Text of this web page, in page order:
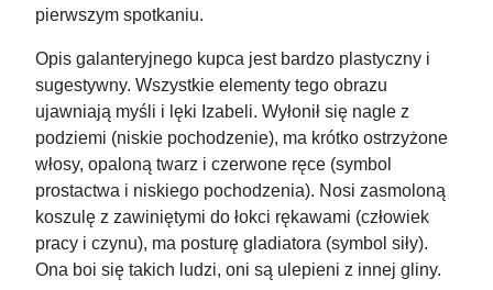
pierwszym spotkaniu.
Opis galanteryjnego kupca jest bardzo plastyczny i
sugestywny. Wszystkie elementy tego obrazu
ujawniają myśli i lęki Izabeli. Wyłonił się nagle z
podziemi (niskie pochodzenie), ma krótko ostrzyżone
włosy, opaloną twarz i czerwone ręce (symbol
prostactwa i niskiego pochodzenia). Nosi zasmoloną
koszulę z zawiniętymi do łokci rękawami (człowiek
pracy i czynu), ma posturę gladiatora (symbol siły).
Ona boi się takich ludzi, oni są ulepieni z innej gliny.